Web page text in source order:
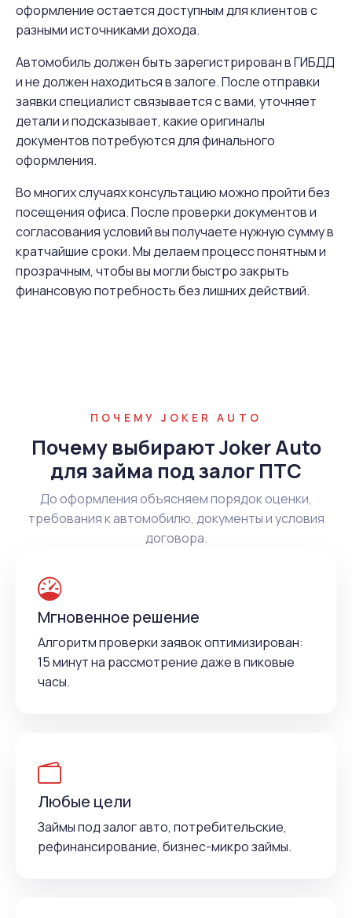
оформление остается доступным для клиентов с
разными источниками дохода.
Автомобиль должен быть зарегистрирован в ГИБДД
и не должен находиться в залоге. После отправки
заявки специалист связывается с вами, уточняет
детали и подсказывает, какие оригиналы
документов потребуются для финального
оформления.
Во многих случаях консультацию можно пройти без
посещения офиса. После проверки документов и
согласования условий вы получаете нужную сумму в
кратчайшие сроки. Мы делаем процесс понятным и
прозрачным, чтобы вы могли быстро закрыть
финансовую потребность без лишних действий.
ПОЧЕМУ JOKER AUTO
Почему выбирают Joker Auto
для займа под залог ПТС
До оформления объясняем порядок оценки,
требования к автомобилю, документы и условия
договора.
Мгновенное решение
Алгоритм проверки заявок оптимизирован:
15 минут на рассмотрение даже в пиковые
часы.
Любые цели
Займы под залог авто, потребительские,
рефинансирование, бизнес-микро займы.